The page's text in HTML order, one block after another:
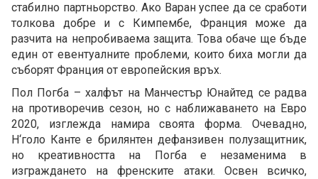
стабилно партньорство. Ако Варан успее да се сработи
толкова добре и с Кимпембе, Франция може да
разчита на непробиваема защита. Това обаче ще бъде
един от евентуалните проблеми, които биха могли да
съборят Франция от европейския връх.
Пол Погба – халфът на Манчестър Юнайтед се радва
на противоречив сезон, но с наближаването на Евро
2020, изглежда намира своята форма. Очевадно,
Н‘голо Канте е брилянтен дефанзивен полузащитник,
но креативността на Погба е незаменима в
изграждането на френските атаки. Освен всичко,